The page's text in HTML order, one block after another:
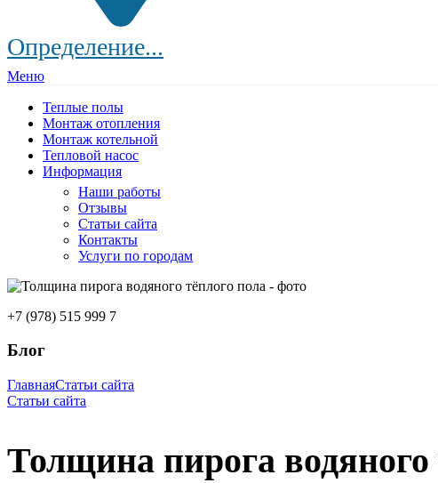
Определение...
Меню
Теплые полы
Монтаж отопления
Монтаж котельной
Тепловой насос
Информация
Наши работы
Отзывы
Статьи сайта
Контакты
Услуги по городам
+7 (978) 515 999 7
Блог
ГлавнаяСтатьи сайта
Статьи сайта
Толщина пирога водяного